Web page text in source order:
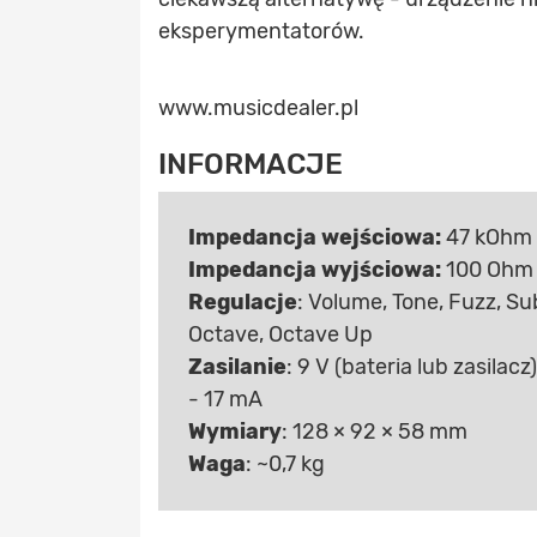
eksperymentatorów.
www.musicdealer.pl
INFORMACJE
Impedancja wejściowa:47 kOhm
Impedancja wyjściowa:100 Ohm
Regulacje: Volume, Tone, Fuzz,
Octave, Octave Up
Zasilanie: 9 V (bateria lub zasilacz)
- 17 mA
Wymiary: 128 × 92 × 58 mm
Waga: ~0,7 kg